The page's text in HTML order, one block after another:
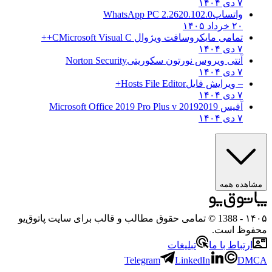
واتساپWhatsApp PC 2.2620.102.0
تمامی مایکروسافت ویژوال CMicrosoft Visual C++
آنتی ویروس نورتون سکوریتیNorton Security
– ویرایش فایلHosts File Editor+
آفیس 2019
2019 Microsoft Office 2019 Pro Plus v
همه
- 1388 © تمامی حقوق مطالب و قالب برای سایت پاتوق‌یو
است.
با ما
تبلیغات
Telegram
LinkedIn